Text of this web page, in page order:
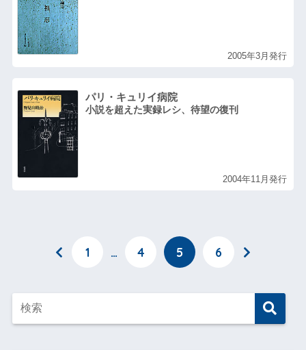
2005年3月発行
パリ・キュリイ病院
小説を超えた実録レシ、待望の復刊
2004年11月発行
1 … 4 5 6